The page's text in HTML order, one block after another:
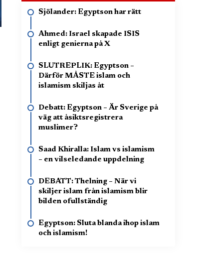
Ahmed: Israel skapade ISIS
enligt genierna på X
SLUTREPLIK: Egyptson –
Därför MÅSTE islam och
islamism skiljas åt
Debatt: Egyptson – Är Sverige på
väg att åsiktsregistrera
muslimer?
Saad Khiralla: Islam vs islamism
– en vilseledande uppdelning
DEBATT: Thelning – När vi
skiljer islam från islamism blir
bilden ofullständig
Egyptson: Sluta blanda ihop islam
och islamism!